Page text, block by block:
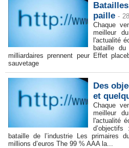
paille -
Chaque
meilleur
l'actualité
bataille
milliardaires prennent peur Effet
sauvetage
Des
et
Chaque
meilleur
l'actualité
bataille de l’industrie Les primaires
millions d’euros The 99 % AAA la...